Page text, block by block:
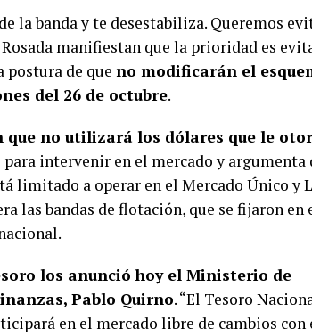
la banda y te desestabiliza. Queremos
Rosada manifiestan que la prioridad es
postura de que no modificarán el
del 26 de octubre.
que no utilizará los dólares que le
para intervenir en el mercado y argumenta
limitado a operar en el Mercado Único y
las bandas de flotación, que se fijaron en
los anunció hoy el Ministerio de
Pablo Quirno. “El Tesoro
en el mercado libre de cambios con